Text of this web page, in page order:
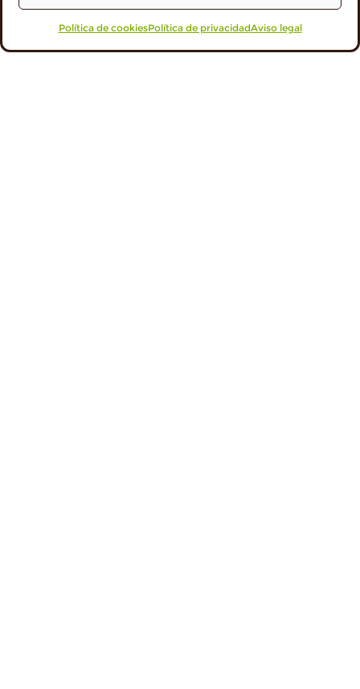
Política de cookiesPolítica de privacidadAviso legal
VISITA PROFESIONALES